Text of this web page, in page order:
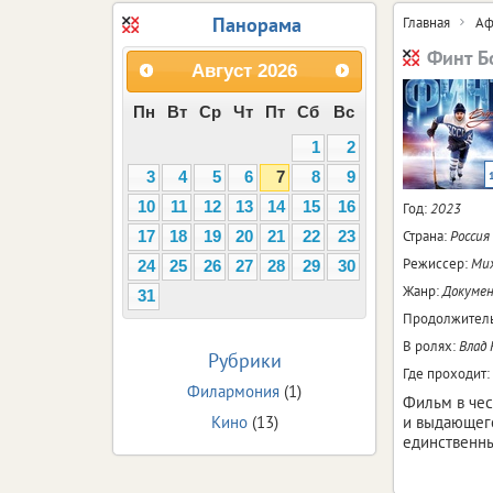
Главная
Финт
Год:2023
Страна:Россия
Режиссер:
Жанр:
В ролях:Влад
Где проходит:
Фильм в
и
Панорама
Август 2026
Пн Вт Ср Чт Пт Сб
Вс
1
2
3
4 5 6 7 8
9
10
11 12 13 14 15
16
17
18 19 20 21 22
23
24
25 26 27 28 29
30
31
Рубрики
Филармония (1)
Кино(13)